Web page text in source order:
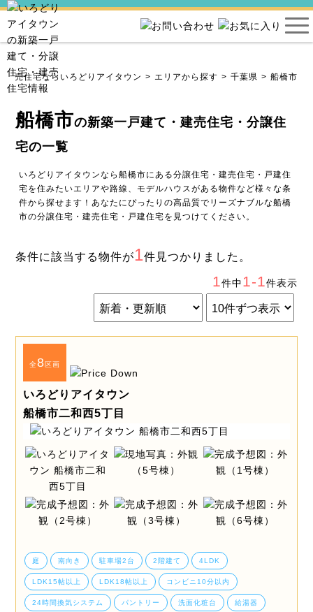
建売住宅ならいろどりアイタウン エリアから探す 千葉県 船橋市
船橋市の新築一戸建て・建売住宅・分譲住
宅の一覧
いろどりアイタウンなら船橋市にある分譲住宅・建売住宅・戸建住
宅を住みたいエリアや路線、モデルハウスがある物件など様々な条
件から探せます！あなたにぴったりの高品質でリーズナブルな船橋
市の分譲住宅・建売住宅・戸建住宅を見つけてください。
条件に該当する物件が1件見つかりました。
1件中1-1件表示
全8区画
いろどりアイタウン
船橋市二和西5丁目
庭 南向き 駐車場2台 2階建て 4LDK
LDK15帖以上 LDK18帖以上 コンビニ10分以内
24時間換気システム パントリー 洗面化粧台 給湯器